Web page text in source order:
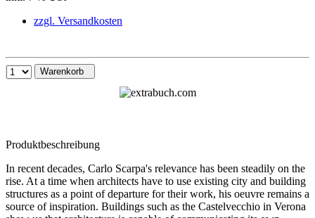
zzgl. Versandkosten
Warenkorb
Produktbeschreibung
In recent decades, Carlo Scarpa's relevance has been steadily on the
rise. At a time when architects have to use existing city and building
structures as a point of departure for their work, his oeuvre remains a
source of inspiration. Buildings such as the Castelvecchio in Verona